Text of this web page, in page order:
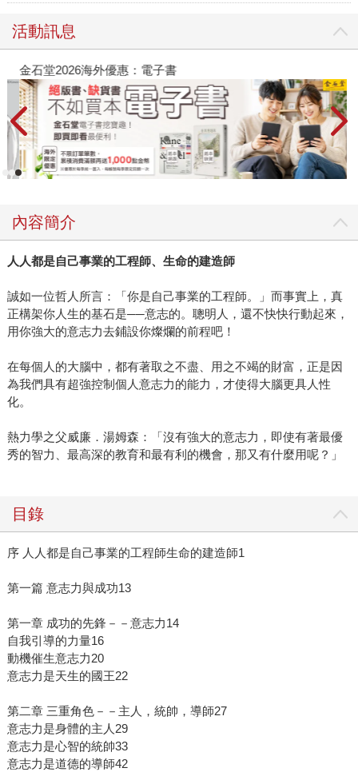
活動訊息
金石堂2026海外優惠：電子書
內容簡介
人人都是自己事業的工程師、生命的建造師
誠如一位哲人所言：「你是自己事業的工程師。」而事實上，真
正構架你人生的基石是──意志的。聰明人，還不快快行動起來，
用你強大的意志力去鋪設你燦爛的前程吧！
在每個人的大腦中，都有著取之不盡、用之不竭的財富，正是因
為我們具有超強控制個人意志力的能力，才使得大腦更具人性
化。
熱力學之父威廉．湯姆森：「沒有強大的意志力，即使有著最優
秀的智力、最高深的教育和最有利的機會，那又有什麼用呢？」
目錄
序 人人都是自己事業的工程師生命的建造師1
第一篇 意志力與成功13
第一章 成功的先鋒－－意志力14
自我引導的力量16
動機催生意志力20
意志力是天生的國王22
第二章 三重角色－－主人，統帥，導師27
意志力是身體的主人29
意志力是心智的統帥33
意志力是道德的導師42